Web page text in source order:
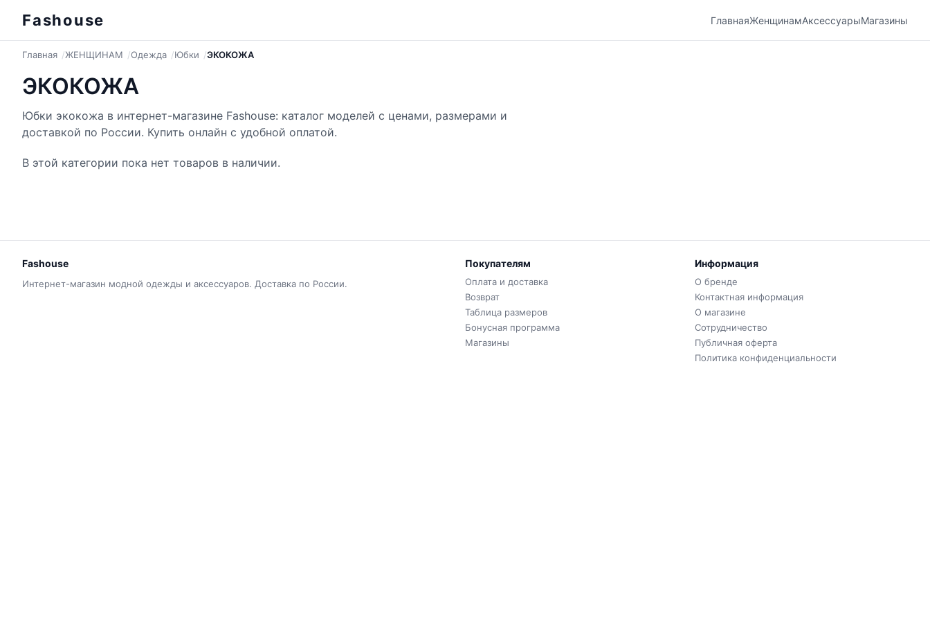
Fashouse ГлавнаяЖенщинамАксессуарыМагазины
Главная ЖЕНЩИНАМ Одежда Юбки ЭКОКОЖА
ЭКОКОЖА
Юбки экокожа в интернет-магазине Fashouse: каталог моделей с ценами, размерами и
доставкой по России. Купить онлайн с удобной оплатой.
В этой категории пока нет товаров в наличии.
Fashouse
Интернет-магазин модной одежды и аксессуаров. Доставка по России.
Покупателям
Оплата и доставка
Возврат
Таблица размеров
Бонусная программа
Магазины
Информация
О бренде
Контактная информация
О магазине
Сотрудничество
Публичная оферта
Политика конфиденциальности